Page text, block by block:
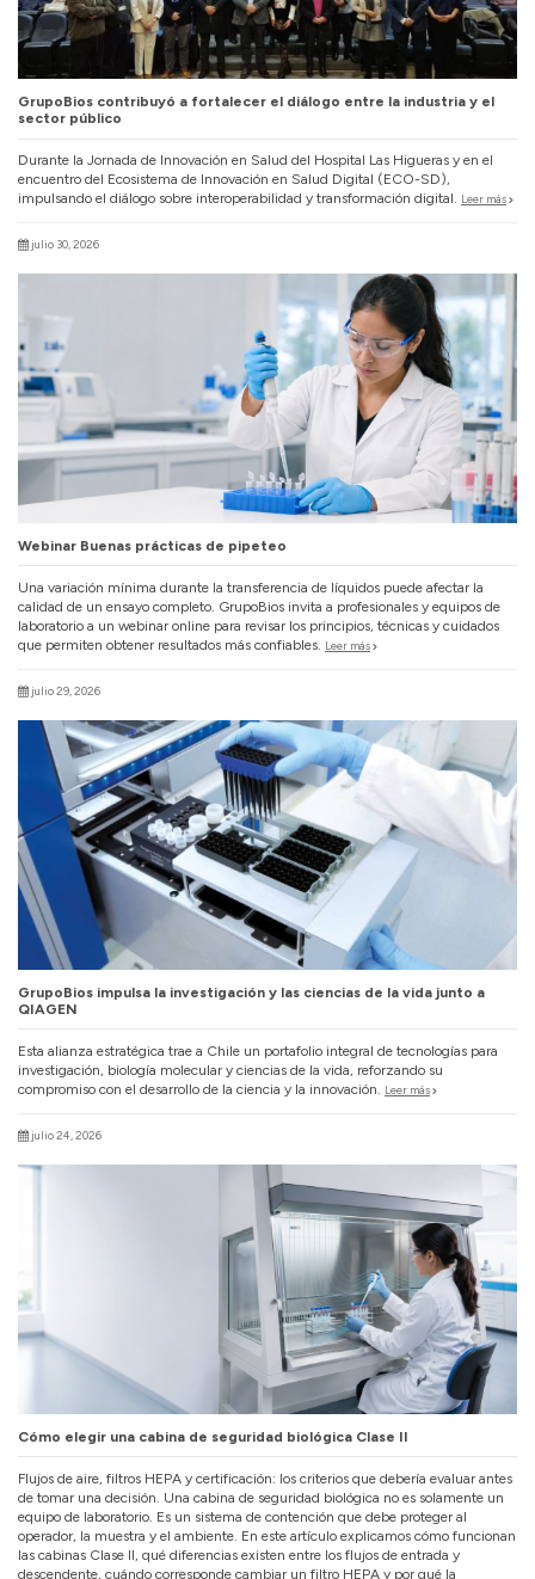
GrupoBios contribuyó a fortalecer el diálogo entre la industria y el
sector público
Durante la Jornada de Innovación en Salud del Hospital Las Higueras y en el
encuentro del Ecosistema de Innovación en Salud Digital (ECO-SD),
impulsando el diálogo sobre interoperabilidad y transformación digital. Leer más
julio 30, 2026
Webinar Buenas prácticas de pipeteo
Una variación mínima durante la transferencia de líquidos puede afectar la
calidad de un ensayo completo. GrupoBios invita a profesionales y equipos de
laboratorio a un webinar online para revisar los principios, técnicas y cuidados
que permiten obtener resultados más confiables. Leer más
julio 29, 2026
GrupoBios impulsa la investigación y las ciencias de la vida junto a
QIAGEN
Esta alianza estratégica trae a Chile un portafolio integral de tecnologías para
investigación, biología molecular y ciencias de la vida, reforzando su
compromiso con el desarrollo de la ciencia y la innovación. Leer más
julio 24, 2026
Cómo elegir una cabina de seguridad biológica Clase II
Flujos de aire, filtros HEPA y certificación: los criterios que debería evaluar antes
de tomar una decisión. Una cabina de seguridad biológica no es solamente un
equipo de laboratorio. Es un sistema de contención que debe proteger al
operador, la muestra y el ambiente. En este artículo explicamos cómo funcionan
las cabinas Clase II, qué diferencias existen entre los flujos de entrada y
descendente, cuándo corresponde cambiar un filtro HEPA y por qué la